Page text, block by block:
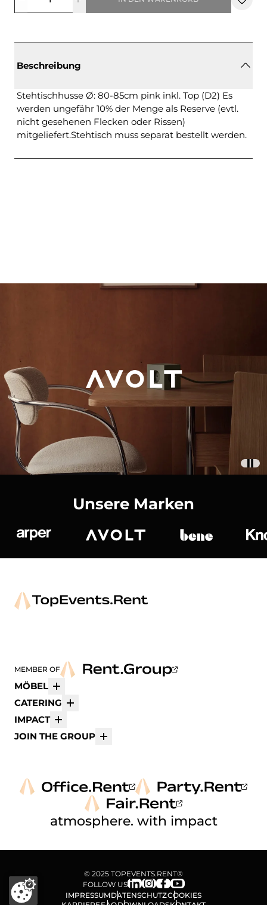
Beschreibung
Stehtischhusse Ø: 80-85cm pink inkl. Top (D2) Es
werden ungefähr 10% der Menge als Reserve (evtl.
nicht gesehenen Flecken oder Rissen)
mitgeliefert.Stehtisch muss separat bestellt werden.
Unsere Marken
MEMBER OF
MÖBEL
CATERING
IMPACT
JOIN THE GROUP
atmosphere. with impact
© 2025 TOPEVENTS.RENT®
FOLLOW US
IMPRESSUMDATENSCHUTZCOOKIES